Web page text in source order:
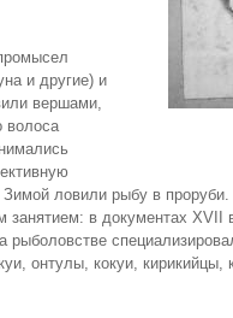
и другие) и
вершами,
волоса
ловили рыбу в
занятием: в документах XVII
онтулы, кокуи, кирикийцы,